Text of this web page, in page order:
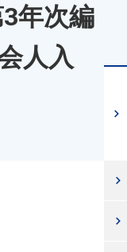
年次編
人入
chevron_right
chevron_right
chevron_right